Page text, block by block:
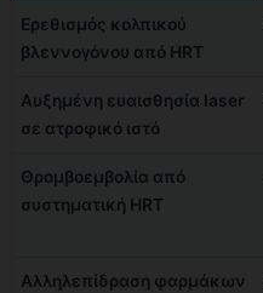
Ερεθισμός κολπικού
βλεννογόνου από ΗRT
Αυξημένη ευαισθησία laser
σε ατροφικό ιστό
Θρομβοεμβολία από
συστηματική ΗRT
Αλληλεπίδραση φαρμάκων